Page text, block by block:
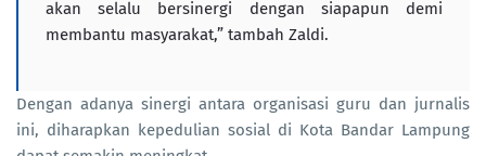
akan selalu bersinergi dengan siapapun demi
membantu masyarakat,” tambah Zaldi.
Dengan adanya sinergi antara organisasi guru dan jurnalis
ini, diharapkan kepedulian sosial di Kota Bandar Lampung